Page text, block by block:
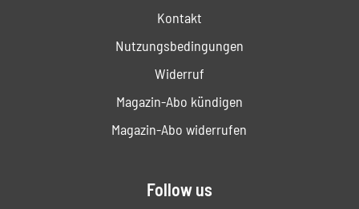
Kontakt
Nutzungs­bedingungen
Widerruf
Magazin-Abo kündigen
Magazin-Abo widerrufen
Follow us